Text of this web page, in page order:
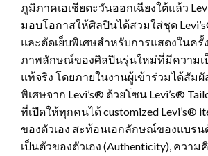
ภูมิภาคเอเชียตะวันออกเฉียงใต้แล้ว
มอบโอกาสให้ศิลปินได้สวมใส่ชุด
และตัดเย็บพิเศษสำหรับการแสดงในค
ภาพลักษณ์ของศิลปินรุ่นใหม่ที่มีความเป็
แท้จริง โดยภายในงานผู้เข้าร่วมได้สัม
พิเศษจาก Levi’s® ด้วยโซน Levi’s®
ที่เปิดให้ทุกคนได้ customized Levi’s®
ของตัวเอง สะท้อนเอกลักษณ์ของแบรน
เป็นตัวของตัวเอง (Authenticity), ความ